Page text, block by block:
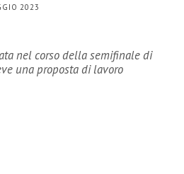
2023
nel corso della semifinale di
una proposta di lavoro